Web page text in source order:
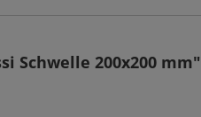
Schwelle 200x200 mm"